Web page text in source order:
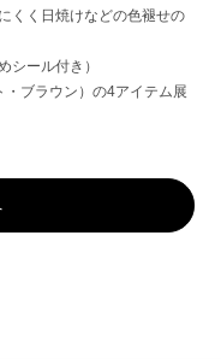
くく日焼けなどの色褪せの
シール付き）
ブラウン）の4アイテム展